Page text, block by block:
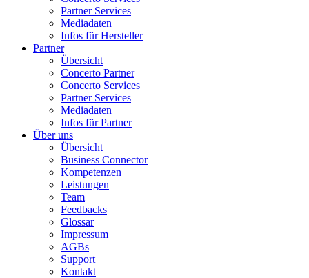
Partner Services
Mediadaten
Infos für Hersteller
Partner
Übersicht
Concerto Partner
Concerto Services
Partner Services
Mediadaten
Infos für Partner
Über uns
Übersicht
Business Connector
Kompetenzen
Leistungen
Team
Feedbacks
Glossar
Impressum
AGBs
Support
Kontakt